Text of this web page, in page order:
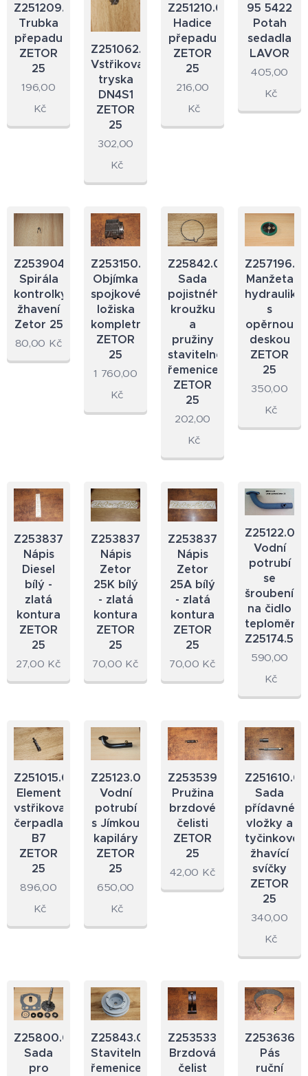
Z251209.09
Trubka
přepadu
ZETOR
25
196,00
Kč
Z251062.09
Vstřikovací
tryska
DN4S1
ZETOR
25
302,00
Kč
Z251210.09
Hadice
přepadu
ZETOR
25
216,00
Kč
95 5422
Potah
sedadla
LAVOR
405,00
Kč
Z253904.25
Spirála
kontrolky
žhavení
Zetor 25
80,00 Kč
Z253150.12A
Objímka
spojkového
ložiska
kompletní
ZETOR
25
1 760,00
Kč
Z25842.07A
Sada
pojistného
kroužku
a
pružiny
stavitelné
řemenice
ZETOR
25
202,00
Kč
Manžeta
hydrauliky
s
opěrnou
deskou
ZETOR
25
350,00
Kč
Z2538374.23
Nápis
Diesel
bílý -
zlatá
kontura
ZETOR
25
27,00 Kč
Z2538373.23
Nápis
Zetor
25K bílý
- zlatá
kontura
ZETOR
25
70,00 Kč
Z2538372.23
Nápis
Zetor
25A bílý
- zlatá
kontura
ZETOR
25
70,00 Kč
Z25122.02
Vodní
potrubí
se
šroubením
na čidlo
teploměru
Z25174.52
590,00
Kč
Z251015.09
Element
vstřikovacího
čerpadla
B7
ZETOR
25
896,00
Kč
Z25123.00
Vodní
potrubí
s Jímkou
kapiláry
ZETOR
25
650,00
Kč
Z253539.18
Pružina
brzdové
čelisti
ZETOR
25
42,00 Kč
Sada
přídavné
vložky a
tyčinkové
žhavící
svíčky
ZETOR
25
340,00
Kč
Z25800.07
Sada
pro
Z25843.07
Stavitelná
řemenice
Z253533.18
Brzdová
čelist
Pás
ruční